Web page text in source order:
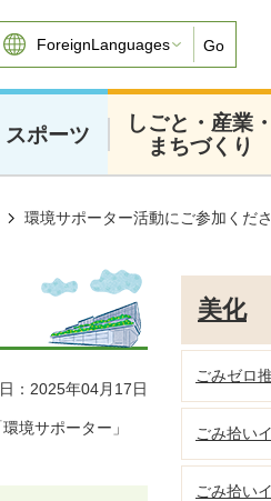
Go
ポーツ
しごと・産業・
まちづくり
環境サポーター活動にご参加くだ
：2025年04月17日
境サポーター」
美化
ごみゼロ
ごみ拾い
ごみ拾い